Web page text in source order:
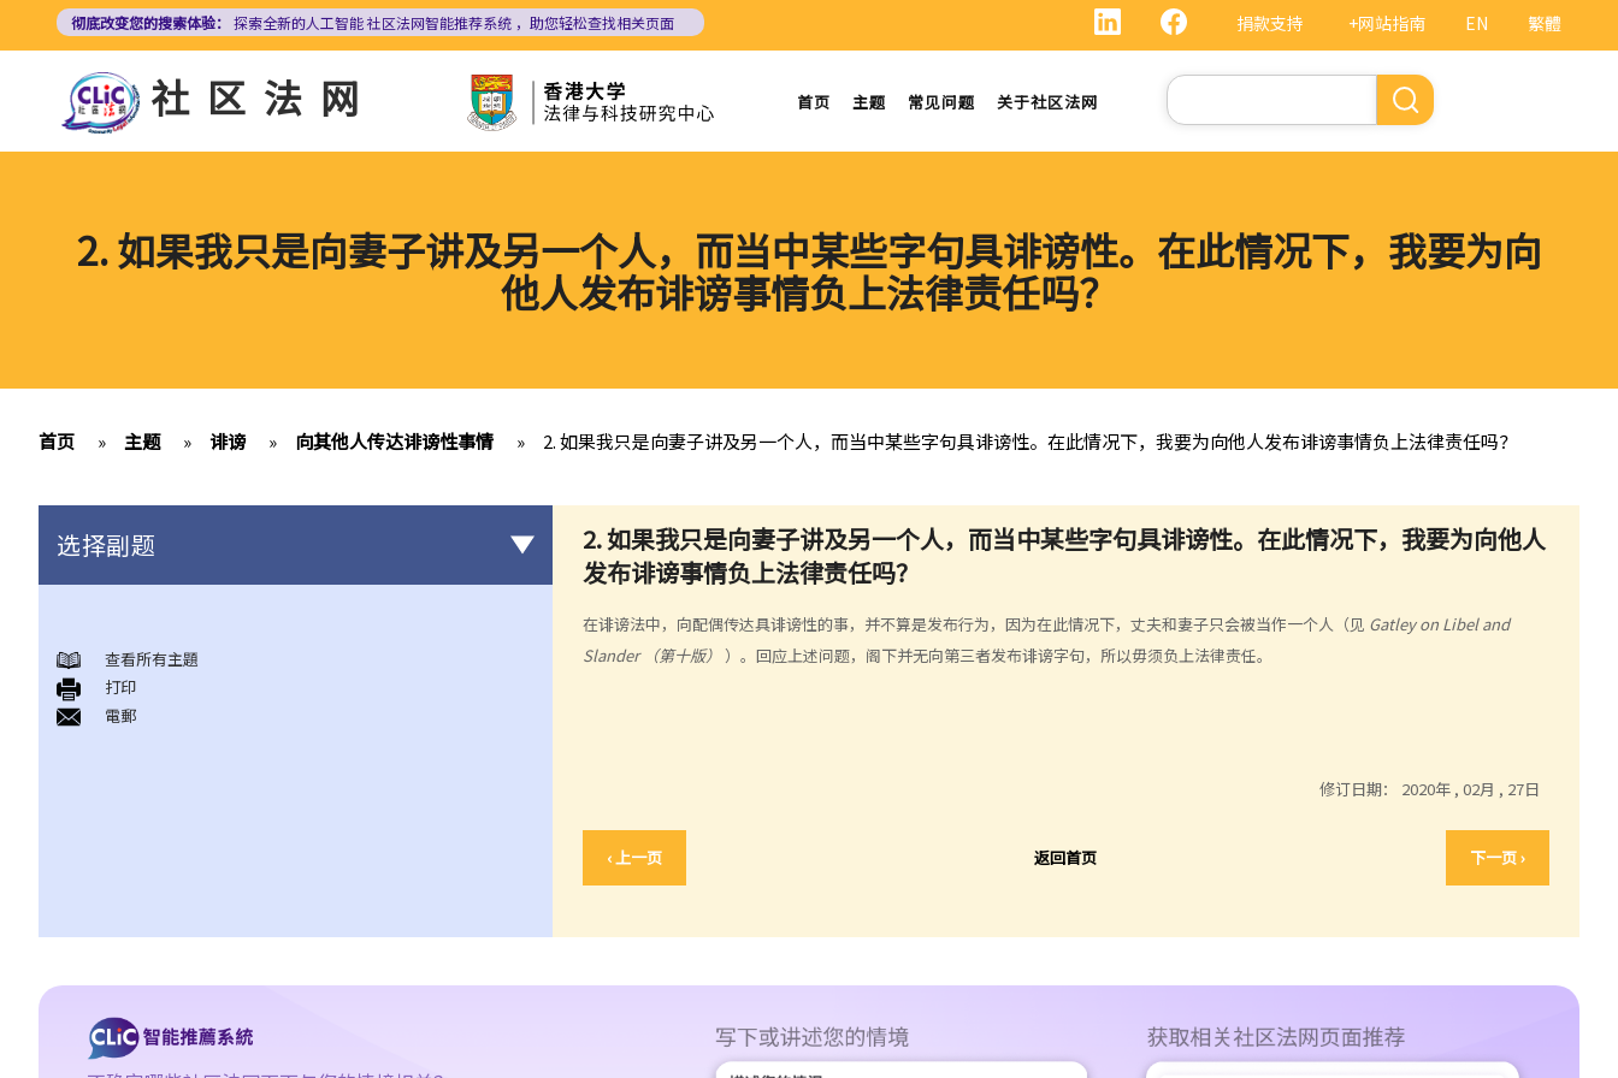
内
EN 繁體
捐款支持 +网站指南
彻底改变您的搜索体验： 探索全新的人工智能社区法网智能推荐系统 ，助您轻松查找相关页面
社区法网 首页 主题 常见问题 关于社区法网
搜
索
2. 如果我只是向妻子讲及另一个人，而当中某些字句具诽谤性。在此情况下，我要为向
他人发布诽谤事情负上法律责任吗？
首页 » 主题 » 诽谤 » 向其他人传达诽谤性事情 » 2. 如果我只是向妻子讲及另一个人，而当中某些字句具诽谤性。在此情况下，我要为向他人发布诽谤事情负上法律责任吗？
2. 如果我只是向妻子讲及另一个人，而当中某些字句具诽谤性。在此情况下，我要为向他人
发布诽谤事情负上法律责任吗？
在诽谤法中，向配偶传达具诽谤性的事，并不算是发布行为，因为在此情况下，丈夫和妻子只会被当作一个人（见 Gatley on Libel and
Slander （第十版） ）。回应上述问题，阁下并无向第三者发布诽谤字句，所以毋须负上法律责任。
修订日期： 2020年 , 02月 , 27日
‹ 上一页 返回首页 下一页 ›
选择副题
1. 口头说出的诽谤事情，是否通常会被视为「短暂形式诽谤」？为
甚么我们需要区分「永久形式诽谤」和「短暂形式诽谤」？
2. 在香港，甚么法庭会审理诽谤案件？这些案件是由法官还是由陪
是否仍然要就诽谤负上法律责任？
发布字句的来龙去脉、环境或地点，会影响到决定吗？
3. 受争议的字句刊登在一篇文章内，而该文章只有部分内容可能会
查看所有主題
打印
電郵